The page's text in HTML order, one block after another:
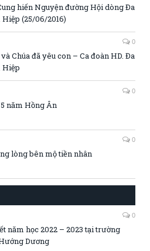
hiến Nguyện đường Hội dòng Đa
(25/06/2016)
0
Chúa đã yêu con – Ca đoàn HD. Đa
Hiệp
0
năm Hồng Ân
0
lòng bên mộ tiền nhân
0
năm học 2022 – 2023 tại trường
Dương